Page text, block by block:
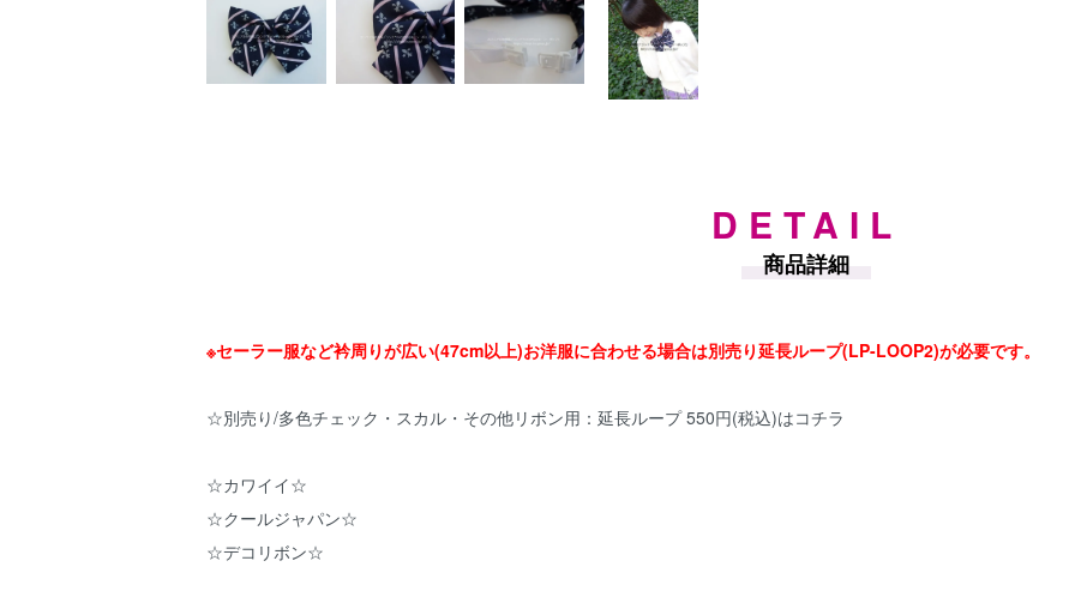
DETAIL
商品詳細
※セーラー服など衿周りが広い(47cm以上)お洋服に合わせる場合は別売り延長ループ(LP-LOOP2)が必要です。
☆別売り/多色チェック・スカル・その他リボン用：延長ループ 550円(税込)はコチラ
☆カワイイ☆
☆クールジャパン☆
☆デコリボン☆